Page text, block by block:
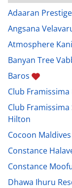
Adaaran
Angsana
Atmosphere
Banyan Tree
Baros
Club
Club
Hilton
Cocoon Maldives
Constance
Constance
Dhawa Ihuru